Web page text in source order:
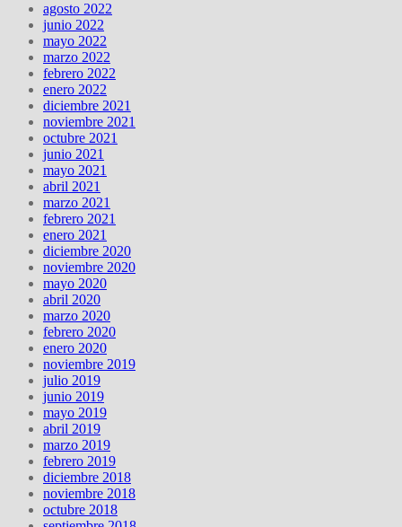
agosto 2022
junio 2022
mayo 2022
marzo 2022
febrero 2022
enero 2022
diciembre 2021
noviembre 2021
octubre 2021
junio 2021
mayo 2021
abril 2021
marzo 2021
febrero 2021
enero 2021
diciembre 2020
noviembre 2020
mayo 2020
abril 2020
marzo 2020
febrero 2020
enero 2020
noviembre 2019
julio 2019
junio 2019
mayo 2019
abril 2019
marzo 2019
febrero 2019
diciembre 2018
noviembre 2018
octubre 2018